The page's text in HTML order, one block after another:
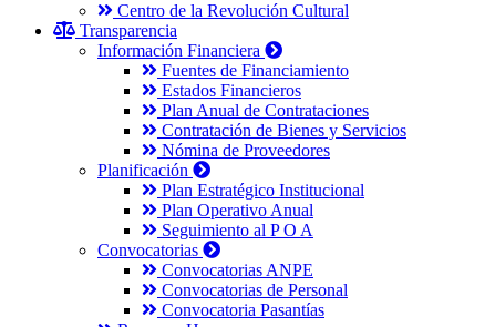
Centro de la Revolución Cultural
Transparencia
Información Financiera
Fuentes de Financiamiento
Estados Financieros
Plan Anual de Contrataciones
Contratación de Bienes y Servicios
Nómina de Proveedores
Planificación
Plan Estratégico Institucional
Plan Operativo Anual
Seguimiento al P O A
Convocatorias
Convocatorias ANPE
Convocatorias de Personal
Convocatoria Pasantías